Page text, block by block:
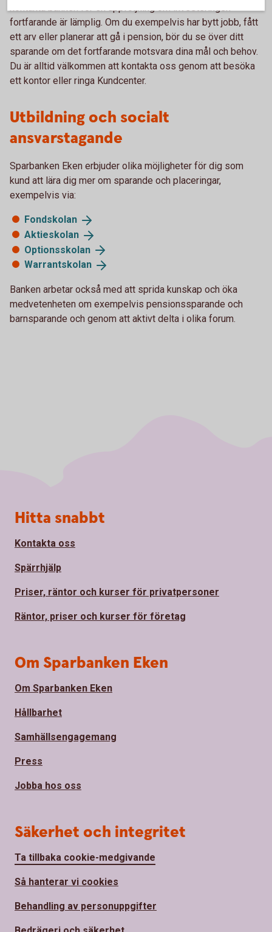
kontakta banken för en uppföljning om investeringen
fortfarande är lämplig. Om du exempelvis har bytt jobb, fått
ett arv eller planerar att gå i pension, bör du se över ditt
sparande om det fortfarande motsvara dina mål och behov.
Du är alltid välkommen att kontakta oss genom att besöka
ett kontor eller ringa Kundcenter.
Utbildning och socialt
ansvarstagande
Sparbanken Eken erbjuder olika möjligheter för dig som
kund att lära dig mer om sparande och placeringar,
exempelvis via:
Fondskolan
Aktieskolan
Optionsskolan
Warrantskolan
Banken arbetar också med att sprida kunskap och öka
medvetenheten om exempelvis pensionssparande och
barnsparande och genom att aktivt delta i olika forum.
Sidfot
Hitta snabbt
Kontakta oss
Spärrhjälp
Priser, räntor och kurser för privatpersoner
Räntor, priser och kurser för företag
Om Sparbanken Eken
Om Sparbanken Eken
Hållbarhet
Samhällsengagemang
Press
Jobba hos oss
Säkerhet och integritet
Ta tillbaka cookie-medgivande
Så hanterar vi cookies
Behandling av personuppgifter